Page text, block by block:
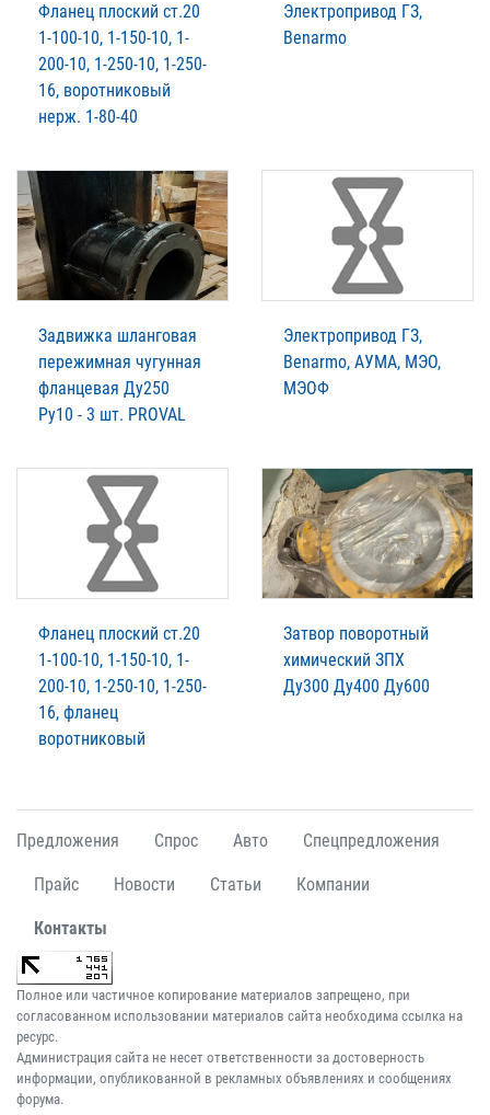
Фланец плоский ст.20
1-100-10, 1-150-10, 1-
200-10, 1-250-10, 1-250-
16, воротниковый
нерж. 1-80-40
Электропривод ГЗ,
Benarmo
Задвижка шланговая
пережимная чугунная
фланцевая Ду250
Ру10 - 3 шт. PROVAL
Электропривод ГЗ,
Benarmo, АУМА, МЭО,
МЭОФ
Фланец плоский ст.20
1-100-10, 1-150-10, 1-
200-10, 1-250-10, 1-250-
16, фланец
воротниковый
Затвор поворотный
химический ЗПХ
Ду300 Ду400 Ду600
Предложения Спрос Авто Спецпредложения
Прайс Новости Статьи Компании
Контакты
Полное или частичное копирование материалов запрещено, при
согласованном использовании материалов сайта необходима ссылка на
ресурс.
Администрация сайта не несет ответственности за достоверность
информации, опубликованной в рекламных объявлениях и сообщениях
форума.